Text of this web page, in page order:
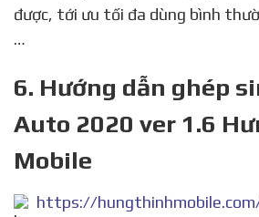
được, tới ưu tối đa dùng bình
…
6. Hướng dẫn ghép
Auto 2020 ver 1.6
Mobile